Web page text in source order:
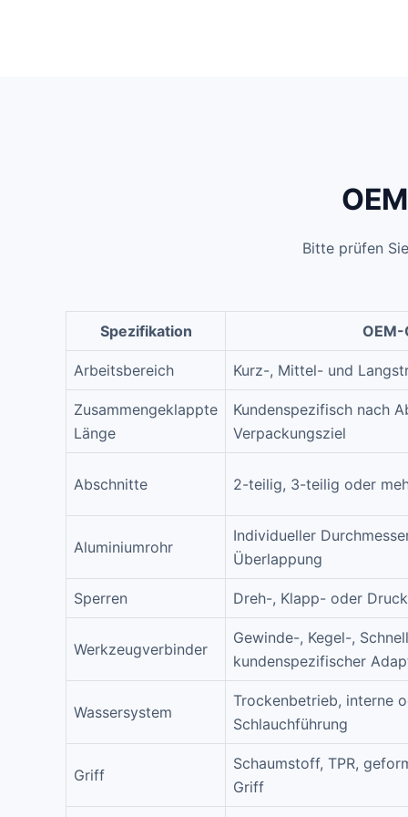
Bitte prüfen
Spezifikation
Arbeitsbereich Kurz-, Mittel- und
Zusammengeklappte
Länge
Kundenspezifisch nach
Verpackungsziel
Abschnitte 2-teilig, 3-teilig oder
Aluminiumrohr
Individueller
Überlappung
Sperren Dreh-, Klapp- oder
Werkzeugverbinder
Gewinde-, Kegel-,
kundenspezifischer
Wassersystem
Trockenbetrieb, interne
Schlauchführung
Griff
Schaumstoff, TPR,
Griff